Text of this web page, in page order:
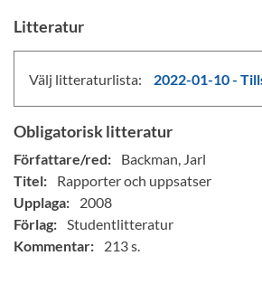
Litteratur
Välj litteraturlista: 2022-01-10 -
Obligatorisk litteratur
Författare/red:
Backman, Jarl
Titel:
Rapporter och uppsatser
Upplaga:
2008
Förlag: Studentlitteratur
Kommentar:
213 s.